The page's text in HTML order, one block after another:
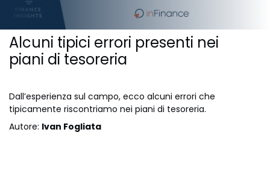
Alcuni tipici errori presenti nei
piani di tesoreria
Dall’esperienza sul campo, ecco alcuni errori che
tipicamente riscontriamo nei piani di tesoreria.
Autore: Ivan Fogliata